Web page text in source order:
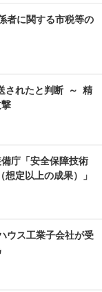
者に関する市税等の
されたと判断 ～ 精
庁「安全保障技術
定以上の成果）」
ウス工業子会社が受